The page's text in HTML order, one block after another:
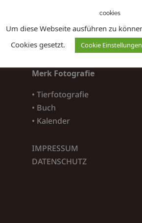
Merk Fotografie
• Tierfotografie
• Buch
• Kalender
IMPRESSUM
DATENSCHUTZ
cookies
Um diese Webseite ausführen zu
Cookies gesetzt.
Cookie Einstellungen